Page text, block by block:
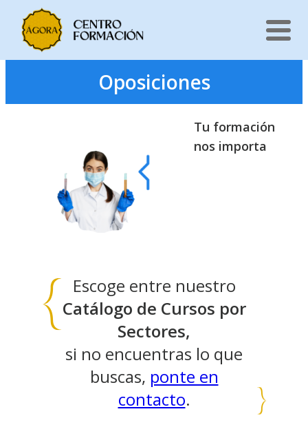
contenido
Oposiciones
Tu formación
nos importa
Escoge entre nuestro
Catálogo de Cursos por
Sectores,
si no encuentras lo que
buscas, ponte en
contacto.